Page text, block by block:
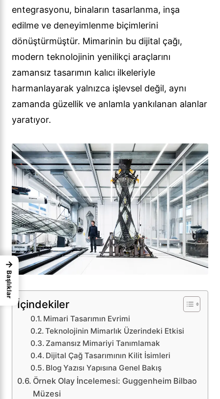
entegrasyonu, binaların tasarlanma, inşa
edilme ve deneyimlenme biçimlerini
dönüştürmüştür. Mimarinin bu dijital çağı,
modern teknolojinin yenilikçi araçlarını
zamansız tasarımın kalıcı ilkeleriyle
harmanlayarak yalnızca işlevsel değil, aynı
zamanda güzellik ve anlamla yankılanan alanlar
yaratıyor.
İçindekiler
Mimari Tasarımın Evrimi
Teknolojinin Mimarlık Üzerindeki Etkisi
Zamansız Mimariyi Tanımlamak
Dijital Çağ Tasarımının Kilit İsimleri
Blog Yazısı Yapısına Genel Bakış
Örnek Olay İncelemesi: Guggenheim Bilbao
Müzesi
→
Başlıklar